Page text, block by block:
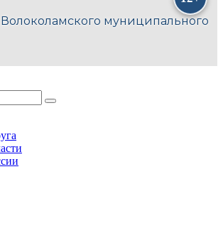
муниципального